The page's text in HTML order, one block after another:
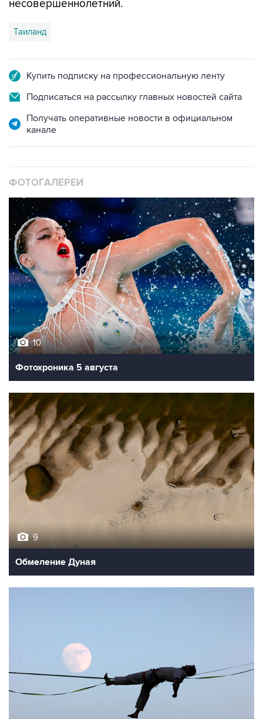
несовершеннолетний.
Таиланд
Купить подписку на профессиональную ленту
Подписаться на рассылку главных новостей сайта
Получать оперативные новости в официальном
канале
ФОТОГАЛЕРЕИ
10
Фотохроника 5 августа
9
Обмеление Дуная